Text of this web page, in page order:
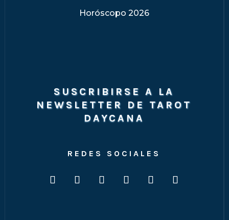
Horóscopo 2026
SUSCRIBIRSE A LA
NEWSLETTER DE TAROT
DAYCANA
REDES SOCIALES